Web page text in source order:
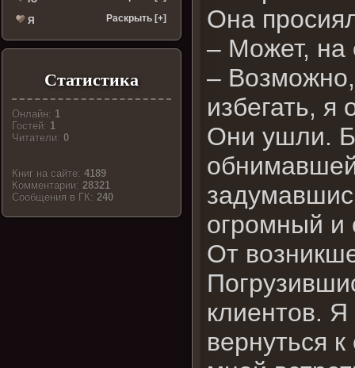
Я Раскрыть [+]
Статистика
Онлайн: 1
Гостей: 1
Читатели:0
Книг на сайте:4189
Комментарии:28321
Cообщения в ГК:240
Она
– Может, на
–
избегать, я
Они ушли.
огромный и
От
клиентов.
вернуться